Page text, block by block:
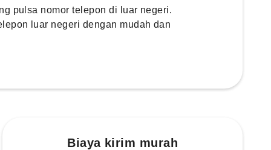
pulsa nomor telepon di luar negeri.
luar negeri dengan mudah dan
Biaya kirim murah